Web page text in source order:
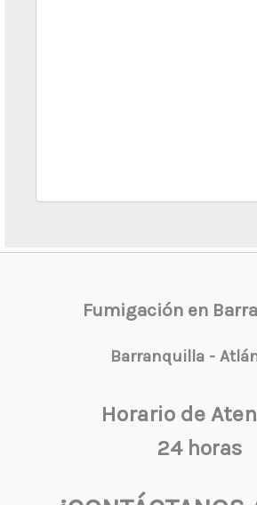
Fumigación en
Barranquilla -
Horario de
24 horas